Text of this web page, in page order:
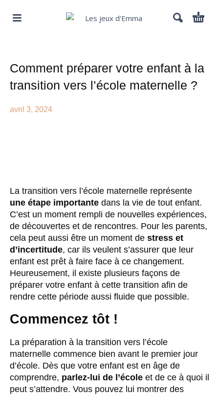
Comment préparer votre enfant à la
transition vers l’école maternelle ?
avril 3, 2024
La transition vers l’école maternelle représente
une étape importante dans la vie de tout enfant.
C’est un moment rempli de nouvelles expériences,
de découvertes et de rencontres. Pour les parents,
cela peut aussi être un moment de stress et
d’incertitude, car ils veulent s’assurer que leur
enfant est prêt à faire face à ce changement.
Heureusement, il existe plusieurs façons de
préparer votre enfant à cette transition afin de
rendre cette période aussi fluide que possible.
Commencez tôt !
La préparation à la transition vers l’école
maternelle commence bien avant le premier jour
d’école. Dès que votre enfant est en âge de
comprendre, parlez-lui de l’école et de ce à quoi il
peut s’attendre. Vous pouvez lui montrer des